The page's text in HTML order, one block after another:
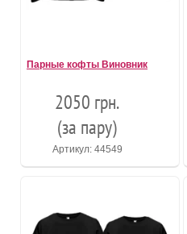
Парные кофты Виновник
2050 грн.
(за пару)
Артикул: 44549